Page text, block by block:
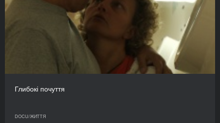
Глибокі почуття
DOCU/ЖИТТЯ